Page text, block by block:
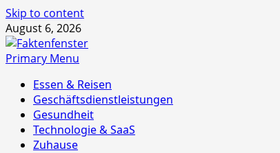
Skip to content
August 6, 2026
Primary Menu
Essen & Reisen
Geschäftsdienstleistungen
Gesundheit
Technologie & SaaS
Zuhause